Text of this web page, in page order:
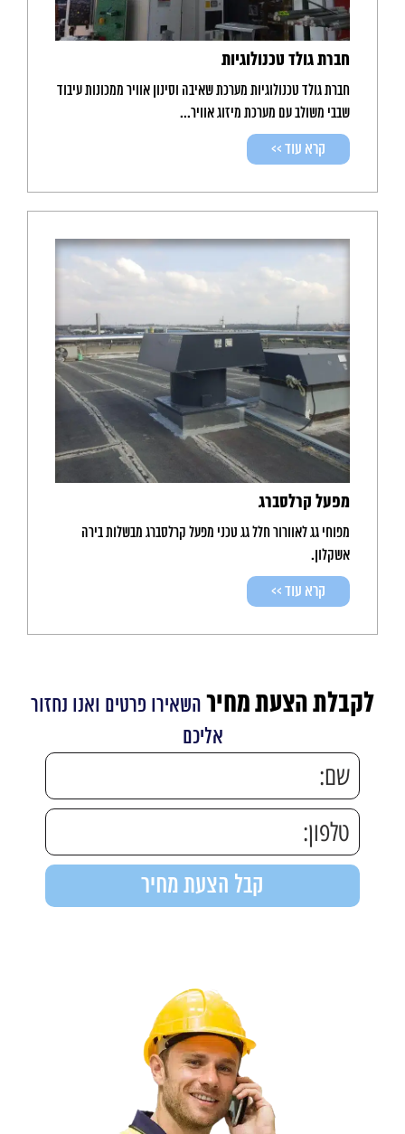
חברת גולד טכנולוגיות
חברת גולד טכנולוגיות מערכת שאיבה וסינון אוויר ממכונות עיבוד
שבבי משולב עם מערכת מיזוג אוויר...
קרא עוד >>
מפעל קרלסברג
מפוחי גג לאוורור חלל גג טכני מפעל קרלסברג מבשלות בירה
אשקלון.
קרא עוד >>
לקבלת הצעת מחיר השאירו פרטים ואנו נחזור
אליכם